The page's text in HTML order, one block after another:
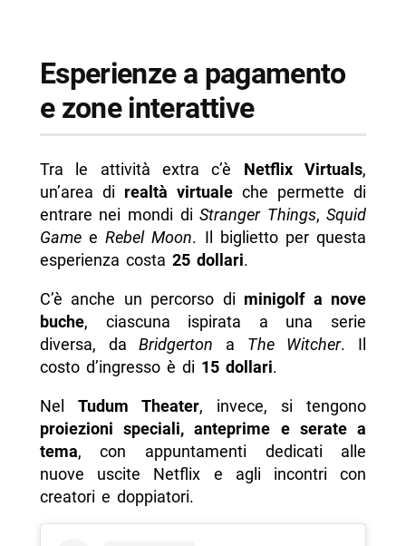
Esperienze a pagamento
e zone interattive
Tra le attività extra c’è Netflix Virtuals,
un’area di realtà virtuale che permette di
entrare nei mondi diStranger Things,Squid
GameeRebel Moon. Il biglietto per questa
esperienza costa 25 dollari.
C’è anche un percorso di minigolf a nove
buche, ciascuna ispirata a una serie
diversa, daBridgerton a The Witcher. Il
costo d’ingresso è di 15 dollari.
Nel Tudum Theater, invece, si tengono
proiezioni speciali, anteprime e serate a
tema, con appuntamenti dedicati alle
nuove uscite Netflix e agli incontri con
creatori e doppiatori.